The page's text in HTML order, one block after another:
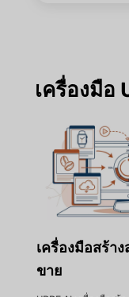
เครื่องมือ
เครื่องมือสร้า
ขาย